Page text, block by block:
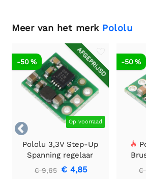
Meer van het merk Pololu

AFGEPRIJSD
Op voorraad
-50 %
Pololu 3,3V Step-Up
Spanning regelaar
U1V10F3
€ 9,65 € 4,85
-50 %
€